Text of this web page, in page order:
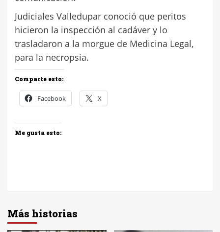
Judiciales Valledupar conoció que peritos
hicieron la inspección al cadáver y lo
trasladaron a la morgue de Medicina Legal,
para la necropsia.
Comparte esto:
Facebook X
Me gusta esto:
Más historias